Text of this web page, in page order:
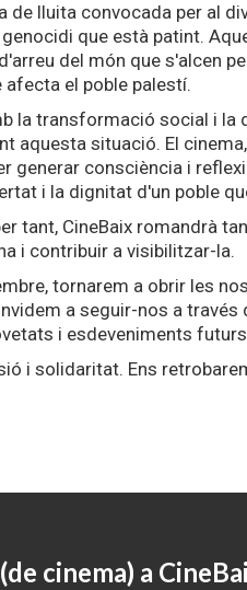
de lluita convocada per al
que està patint.
del món que s'alcen
el poble palestí.
la transformació social i la
aquesta situació. El
generar consciència i
i la dignitat d'un poble
tant, CineBaix romandrà
i contribuir a visibilitzar-la.
tornarem a obrir les
a seguir-nos a
i esdeveniments
i solidaritat. Ens
cinema) a